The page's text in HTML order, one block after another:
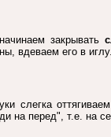
закрывать
вдеваем его в
слегка
на перед", т.е. на